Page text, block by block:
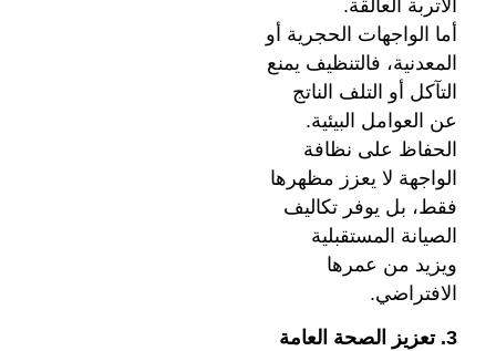
الأتربة العالقة.
أما الواجهات الحجرية أو
المعدنية، فالتنظيف يمنع
التآكل أو التلف الناتج
عن العوامل البيئية.
الحفاظ على نظافة
الواجهة لا يعزز مظهرها
فقط، بل يوفر تكاليف
الصيانة المستقبلية
ويزيد من عمرها
الافتراضي.
3. تعزيز الصحة العامة